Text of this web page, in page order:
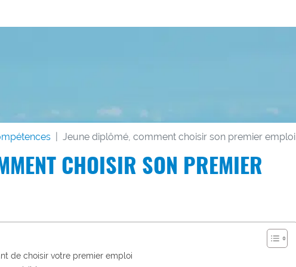
Jeune diplômé, comment choisir son premier emploi
CHOISIR SON PREMIER
de choisir votre premier emploi